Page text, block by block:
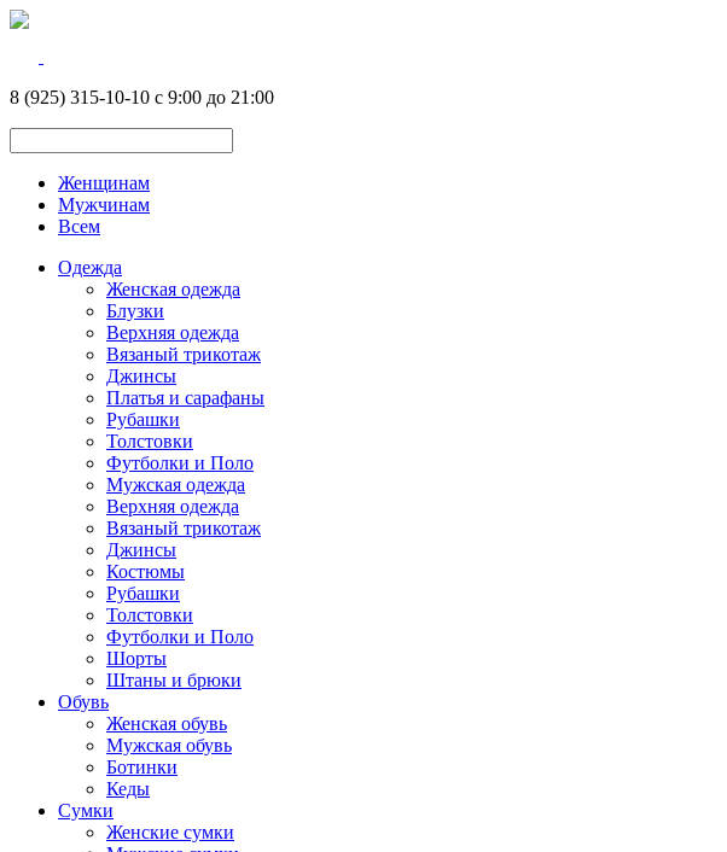
8 (925) 315-10-10 с 9:00 до 21:00
Женщинам
Мужчинам
Всем
Одежда
Женская одежда
Блузки
Верхняя одежда
Вязаный трикотаж
Джинсы
Платья и сарафаны
Рубашки
Толстовки
Футболки и Поло
Мужская одежда
Верхняя одежда
Вязаный трикотаж
Джинсы
Костюмы
Рубашки
Толстовки
Футболки и Поло
Шорты
Штаны и брюки
Обувь
Женская обувь
Мужская обувь
Ботинки
Кеды
Сумки
Женские сумки